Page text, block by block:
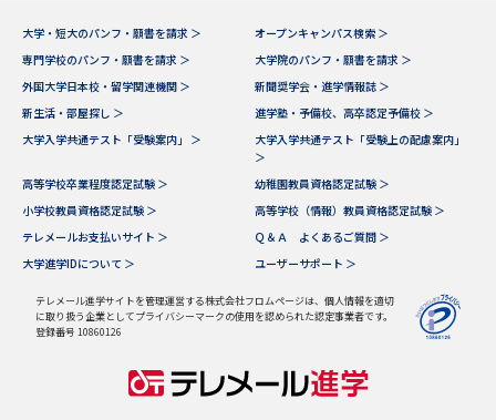
大学・短大のパンフ・願書を請求 ＞
オープンキャンパス検索 ＞
専門学校のパンフ・願書を請求 ＞
大学院のパンフ・願書を請求 ＞
外国大学日本校・留学関連機関 ＞
新聞奨学会・進学情報誌 ＞
新生活・部屋探し ＞
進学塾・予備校、高卒認定予備校 ＞
大学入学共通テスト「受験案内」 ＞
大学入学共通テスト「受験上の配慮案内」
＞
高等学校卒業程度認定試験 ＞
幼稚園教員資格認定試験 ＞
小学校教員資格認定試験 ＞
高等学校（情報）教員資格認定試験 ＞
テレメールお支払いサイト ＞
Ｑ＆Ａ よくあるご質問 ＞
大学進学IDについて ＞
ユーザーサポート ＞
テレメール進学サイトを管理運営する株式会社フロムページは、個人情報を適切
に取り扱う企業としてプライバシーマークの使用を認められた認定事業者です。
登録番号 10860126